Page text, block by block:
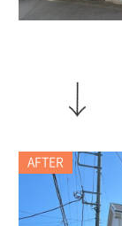
AFTER